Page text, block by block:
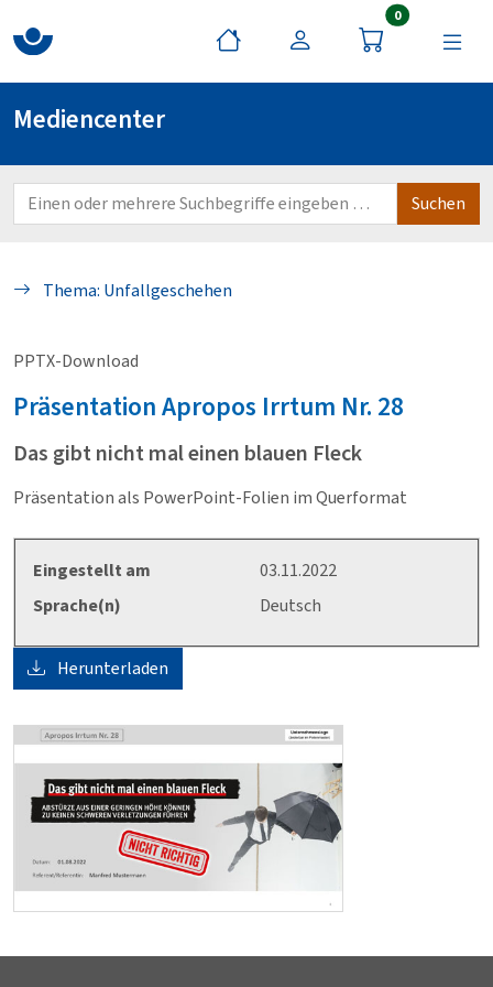
0Artikel im
Mediencenter
Thema: Unfallgeschehen
PPTX-Download
PräsentationApropos Irrtum Nr. 28
Das gibt nicht mal einen blauen Fleck
Präsentation als PowerPoint-Folien im Querformat
Eingestellt am
03.11.2022
Sprache(n)
Deutsch
Herunterladen